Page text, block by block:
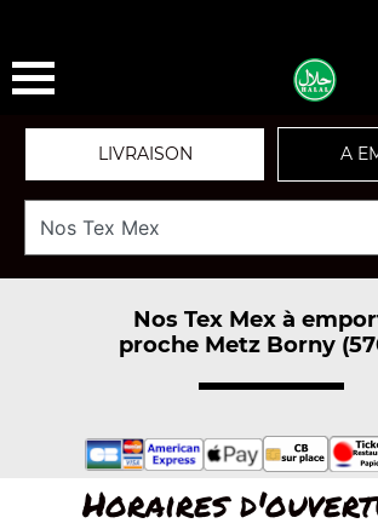
LIVRAISON A
Nos Tex Mex à
proche Metz Borny
Horaires